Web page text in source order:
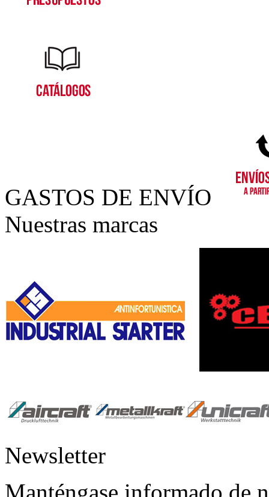
GASTOS DE ENVÍO
Nuestras marcas
Newsletter